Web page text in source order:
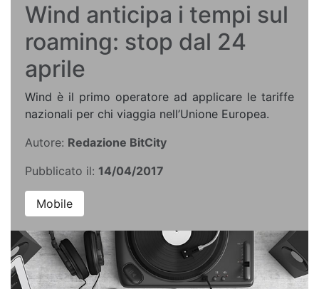
Wind anticipa i tempi sul
roaming: stop dal 24
aprile
Wind è il primo operatore ad applicare le tariffe
nazionali per chi viaggia nell’Unione Europea.
Autore: Redazione BitCity
Pubblicato il: 14/04/2017
Mobile